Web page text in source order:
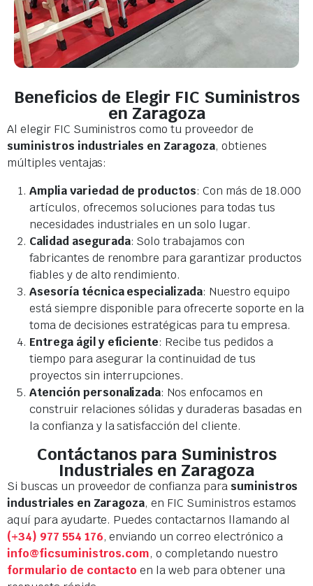
Beneficios de Elegir FIC Suministros
en Zaragoza
Al elegir FIC Suministros como tu proveedor de
suministros industriales en Zaragoza, obtienes
múltiples ventajas:
Amplia variedad de productos: Con más de 18.000
artículos, ofrecemos soluciones para todas tus
necesidades industriales en un solo lugar.
Calidad asegurada: Solo trabajamos con
fabricantes de renombre para garantizar productos
fiables y de alto rendimiento.
Asesoría técnica especializada: Nuestro equipo
está siempre disponible para ofrecerte soporte en la
toma de decisiones estratégicas para tu empresa.
Entrega ágil y eficiente: Recibe tus pedidos a
tiempo para asegurar la continuidad de tus
proyectos sin interrupciones.
Atención personalizada: Nos enfocamos en
construir relaciones sólidas y duraderas basadas en
la confianza y la satisfacción del cliente.
Contáctanos para Suministros
Industriales en Zaragoza
Si buscas un proveedor de confianza para suministros
industriales en Zaragoza, en FIC Suministros estamos
aquí para ayudarte. Puedes contactarnos llamando al
(+34) 977 554 176, enviando un correo electrónico a
info@ficsuministros.com, o completando nuestro
formulario de contacto en la web para obtener una